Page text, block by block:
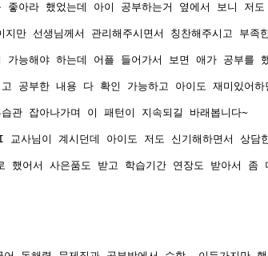
좋아라 했었는데 아이 공부하는거 옆에서 보니 저
지만 선생님께서 관리해주시면서 칭찬해주시고
가능해야 하는데 어플 들어가서 보면 애가 공부를
공부한 내용 다 확인 가능하고 아이도 재미있어
관 잡아나가며 이 패턴이 지속되길 바래봅니다~
교사님이 계시던데 아이도 저도 신기해하면서 상
했어서 사은품도 받고 학습기간 연장도 받아서